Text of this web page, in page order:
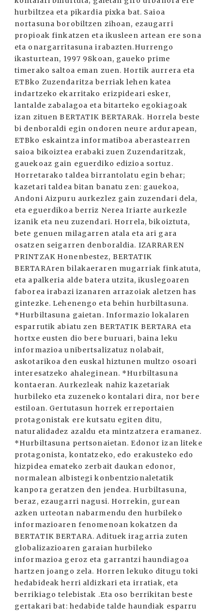
hurbiltzea eta pikardia pixka bat. Saioa
nortasuna borobiltzen zihoan, ezaugarri
propioak finkatzen eta ikusleen artean ere sona
eta onargarritasuna irabazten.Hurrengo
ikasturtean, 1997 98koan, gaueko prime
timerako saltoa eman zuen. Hortik aurrera eta
ETBko Zuzendaritza berriak lehen katea
indartzeko ekarritako erizpideari esker,
lantalde zabalagoa eta bitarteko egokiagoak
izan zituen BERTATIK BERTARAk. Horrela beste
bi denboraldi egin ondoren neure ardurapean,
ETBko eskaintza informatiboa aberastearren
saioa bikoiztea erabaki zuen Zuzendaritzak,
gauekoaz gain eguerdiko edizioa sortuz.
Horretarako taldea birrantolatu egin behar;
kazetari taldea bitan banatu zen: gauekoa,
Andoni Aizpuru aurkezlez gain zuzendari dela,
eta eguerdikoa berriz Nerea Iriarte aurkezle
izanik eta neu zuzendari. Horrela, bikoiztuta,
bete genuen milagarren atala eta ari gara
osatzen seigarren denboraldia. IZARRAREN
PRINTZAK Honenbestez, BERTATIK
BERTARAren bilakaeraren mugarriak finkatuta,
eta apalkeria alde batera utzita, ikuslegoaren
faborea irabazi izanaren arrazoiak aletzen has
gintezke. Lehenengo eta behin hurbiltasuna.
*Hurbiltasuna gaietan. Informazio lokalaren
esparrutik abiatu zen BERTATIK BERTARA eta
hortxe eusten dio bere buruari, baina leku
informazioa unibertsalizatuz nolabait,
askotarikoa den euskal hiztunen multzo osoari
interesatzeko ahaleginean. *Hurbiltasuna
kontaeran. Aurkezleak nahiz kazetariak
hurbileko eta zuzeneko kontalari dira, nor bere
estiloan. Gertutasun horrek erreportaien
protagonistak ere kutsatu egiten ditu,
naturalidadez azaldu eta mintzatzera eramanez.
*Hurbiltasuna pertsonaietan. Edonor izan liteke
protagonista, kontatzeko, edo erakusteko edo
hizpidea emateko zerbait daukan edonor,
normalean albistegi konbentzionaletatik
kanpora geratzen den jendea. Hurbiltasuna,
beraz, ezaugarri nagusi. Horrekin, gurean
azken urteotan nabarmendu den hurbileko
informazioaren fenomenoan kokatzen da
BERTATIK BERTARA. Adituek iragarria zuten
globalizazioaren garaian hurbileko
informazioa geroz eta garrantzi haundiagoa
hartzen joango zela. Horren lekuko ditugu toki
hedabideak herri aldizkari eta irratiak, eta
berrikiago telebistak .Eta oso berrikitan beste
gertakari bat: hedabide talde haundiak esparru